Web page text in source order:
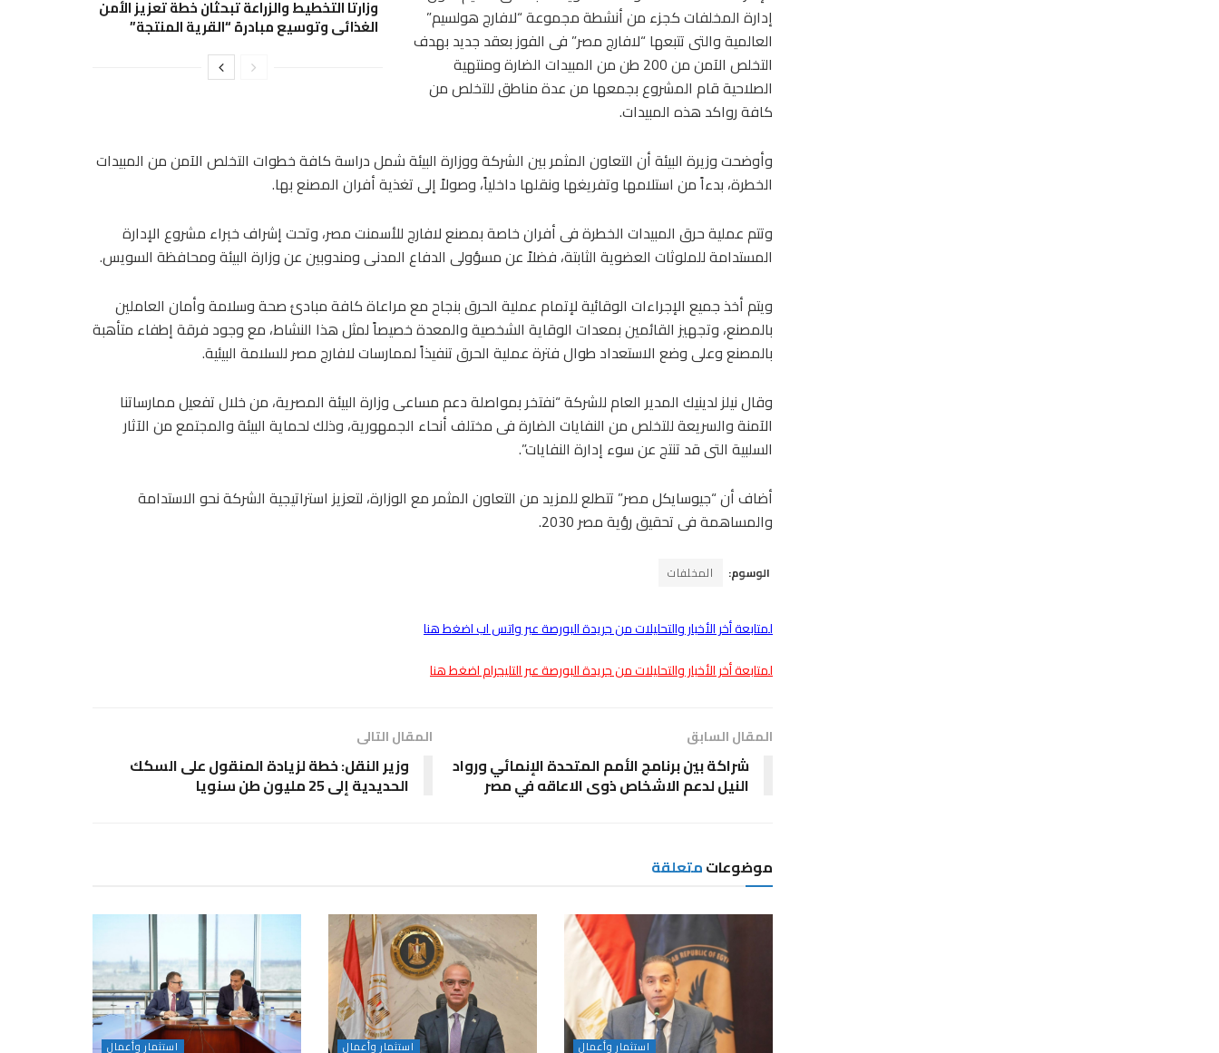
وزارتا التخطيط والزراعة تبحثان خطة تعزيز الأمن
الغذائي وتوسيع مبادرة “القرية المنتجة”
إدارة المخلفات كجزء من أنشطة مجموعة “لافارج هولسيم”
العالمية والتى تتبعها “لافارج مصر” فى الفوز بعقد جديد بهدف
التخلص الآمن من 200 طن من المبيدات الضارة ومنتهية
الصلاحية قام المشروع بجمعها من عدة مناطق للتخلص من
كافة رواكد هذه المبيدات.
وأوضحت وزيرة البيئة أن التعاون المثمر بين الشركة ووزارة البيئة شمل دراسة كافة خطوات التخلص الآمن من المبيدات
الخطرة، بدءاً من استلامها وتفريغها ونقلها داخلياً، وصولاً إلى تغذية أفران المصنع بها.
وتتم عملية حرق المبيدات الخطرة فى أفران خاصة بمصنع لافارج للأسمنت مصر، وتحت إشراف خبراء مشروع الإدارة
المستدامة للملوثات العضوية الثابتة، فضلاً عن مسؤولى الدفاع المدنى ومندوبين عن وزارة البيئة ومحافظة السويس.
ويتم أخذ جميع الإجراءات الوقائية لإتمام عملية الحرق بنجاح مع مراعاة كافة مبادئ صحة وسلامة وأمان العاملين
بالمصنع، وتجهيز القائمين بمعدات الوقاية الشخصية والمعدة خصيصاً لمثل هذا النشاط، مع وجود فرقة إطفاء متأهبة
بالمصنع وعلى وضع الاستعداد طوال فترة عملية الحرق تنفيذاً لممارسات لافارج مصر للسلامة البيئية.
وقال نيلز لدينيك المدير العام للشركة “نفتخر بمواصلة دعم مساعى وزارة البيئة المصرية، من خلال تفعيل ممارساتنا
الآمنة والسريعة للتخلص من النفايات الضارة فى مختلف أنحاء الجمهورية، وذلك لحماية البيئة والمجتمع من الآثار
السلبية التى قد تنتج عن سوء إدارة النفايات”.
أضاف أن “جيوسايكل مصر” تتطلع للمزيد من التعاون المثمر مع الوزارة، لتعزيز استراتيجية الشركة نحو الاستدامة
والمساهمة فى تحقيق رؤية مصر 2030.
الوسوم: المخلفات
لمتابعة أخر الأخبار والتحليلات من جريدة البورصة عبر واتس اب اضغط هنا
لمتابعة أخر الأخبار والتحليلات من جريدة البورصة عبر التليجرام اضغط هنا
المقال السابق
شراكة بين برنامج الأمم المتحدة الإنمائي ورواد
النيل لدعم الاشخاص ذوى الاعاقه في مصر
المقال التالى
وزير النقل: خطة لزيادة المنقول على السكك
الحديدية إلى 25 مليون طن سنويا
موضوعاتمتعلقة
استثمار وأعمال استثمار وأعمال استثمار وأعمال